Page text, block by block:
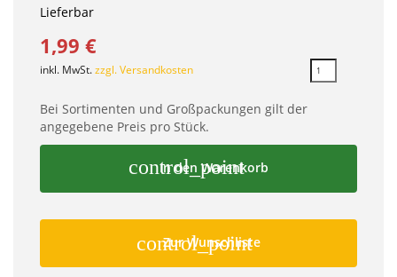
Lieferbar
1,99 €
inkl. MwSt.zzgl. Versandkosten
Bei Sortimenten und Großpackungen gilt der
angegebene Preis pro Stück.
control_point
In den Warenkorb
control_point
Zur Wunschliste